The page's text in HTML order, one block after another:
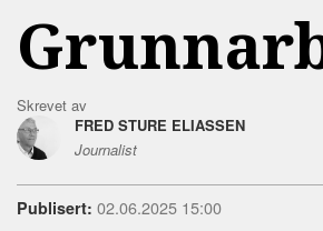
Skrevet av
FRED STURE ELIASSEN
Journalist
Publisert: 02.06.2025 15:00